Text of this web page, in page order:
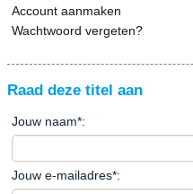
Account aanmaken
Wachtwoord vergeten?
Raad deze titel aan
Jouw naam*:
Jouw e-mailadres*: